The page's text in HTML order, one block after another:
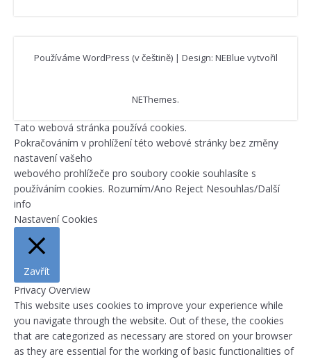
Používáme WordPress (v češtině) | Design: NEBlue vytvořil
NEThemes.
Tato webová stránka používá cookies.
Pokračováním v prohlížení této webové stránky bez změny
nastavení vašeho
webového prohlížeče pro soubory cookie souhlasíte s
používáním cookies. Rozumím/Ano Reject Nesouhlas/Další
info
Nastavení Cookies
Zavřít
Privacy Overview
This website uses cookies to improve your experience while
you navigate through the website. Out of these, the cookies
that are categorized as necessary are stored on your browser
as they are essential for the working of basic functionalities of